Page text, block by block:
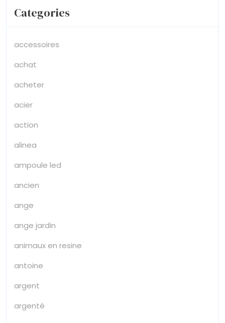
Categories
accessoires
achat
acheter
acier
action
alinea
ampoule led
ancien
ange
ange jardin
animaux en resine
antoine
argent
argenté